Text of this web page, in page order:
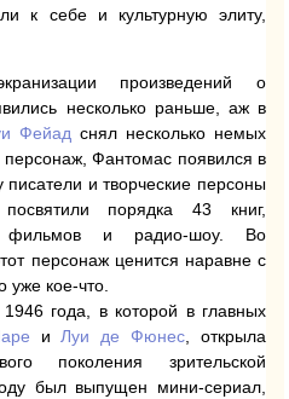
к себе и культурную элиту,
произведений о
несколько раньше, аж в
Фейад снял несколько немых
персонаж, Фантомас появился в
писатели и творческие персоны
порядка 43 книг,
фильмов и радио-шоу. Во
персонаж ценится наравне с
кое-что.
года, в которой в главных
и Луи де Фюнес , открыла
поколения зрительской
был выпущен мини-сериал,